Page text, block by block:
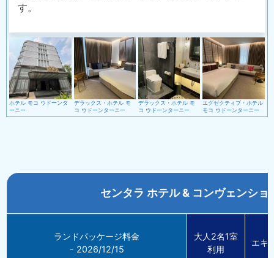
す。
ホテル モコ ウドーンタ
ーニー
デラックス・ホテル モ
コ ウドーンターニー
デラックス・ホテル モ
コ ウドーンターニー
エグゼクティブ・ホテル
モコ ウドーンターニー
センタラ ホテル & コンヴェンシ
ランドパッケージ料金
- 2026/12/15
大人2名1室
利用
エキ